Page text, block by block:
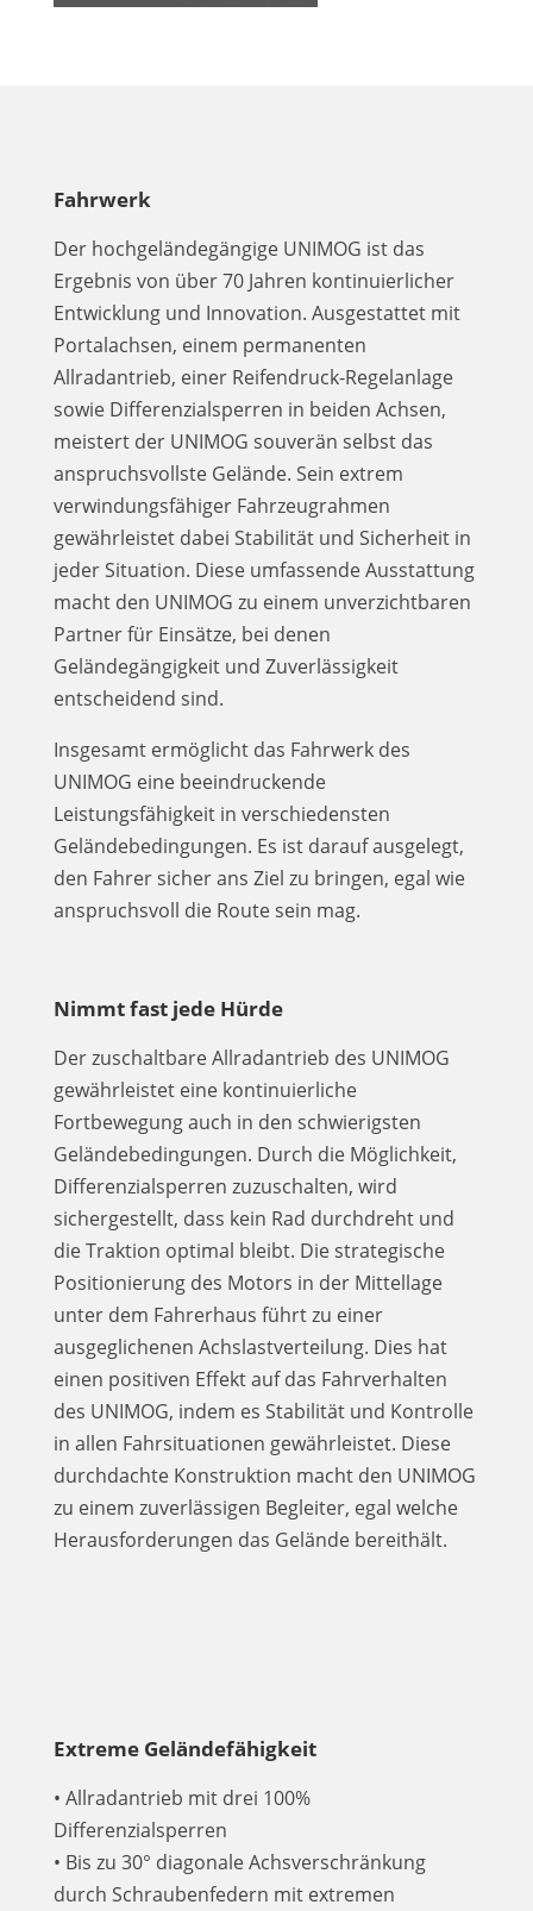
Fahrwerk
Der hochgeländegängige UNIMOG ist das
Ergebnis von über 70 Jahren kontinuierlicher
Entwicklung und Innovation. Ausgestattet mit
Portalachsen, einem permanenten
Allradantrieb, einer Reifendruck-Regelanlage
sowie Differenzialsperren in beiden Achsen,
meistert der UNIMOG souverän selbst das
anspruchsvollste Gelände. Sein extrem
verwindungsfähiger Fahrzeugrahmen
gewährleistet dabei Stabilität und Sicherheit in
jeder Situation. Diese umfassende Ausstattung
macht den UNIMOG zu einem unverzichtbaren
Partner für Einsätze, bei denen
Geländegängigkeit und Zuverlässigkeit
entscheidend sind.
Insgesamt ermöglicht das Fahrwerk des
UNIMOG eine beeindruckende
Leistungsfähigkeit in verschiedensten
Geländebedingungen. Es ist darauf ausgelegt,
den Fahrer sicher ans Ziel zu bringen, egal wie
anspruchsvoll die Route sein mag.
Nimmt fast jede Hürde
Der zuschaltbare Allradantrieb des UNIMOG
gewährleistet eine kontinuierliche
Fortbewegung auch in den schwierigsten
Geländebedingungen. Durch die Möglichkeit,
Differenzialsperren zuzuschalten, wird
sichergestellt, dass kein Rad durchdreht und
die Traktion optimal bleibt. Die strategische
Positionierung des Motors in der Mittellage
unter dem Fahrerhaus führt zu einer
ausgeglichenen Achslastverteilung. Dies hat
einen positiven Effekt auf das Fahrverhalten
des UNIMOG, indem es Stabilität und Kontrolle
in allen Fahrsituationen gewährleistet. Diese
durchdachte Konstruktion macht den UNIMOG
zu einem zuverlässigen Begleiter, egal welche
Herausforderungen das Gelände bereithält.
Extreme Geländefähigkeit
• Allradantrieb mit drei 100%
Differenzialsperren
• Bis zu 30° diagonale Achsverschränkung
durch Schraubenfedern mit extremen